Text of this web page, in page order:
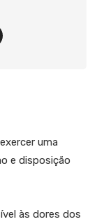
uma
e disposição
às dores dos